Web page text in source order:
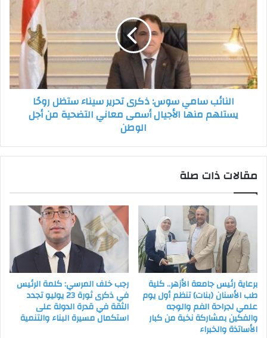
سوس:
تحرير
سيناء
ستظل
روحًا
يستلهم
الأجيال
التضحية
أجل
النائب سامي سوس: ذكرى تحرير سيناء ستظل روحًا
يستلهم منها الأجيال أسمى معاني التضحية من أجل
الوطن
مقالات ذات صلة
برعاية رئيس جامعة الأزهر.. كلية
طب الأسنان (بنات) تنظم أول يوم
علمي لجراحة الفم والوجه
والفكين بمشاركة نخبة من كبار
الأساتذة والخبراء
رجب خلف المرسي: كلمة الرئيس
في ذكرى ثورة 23 يوليو تجدد
الثقة في قدرة الدولة على
استكمال مسيرة البناء والتنمية